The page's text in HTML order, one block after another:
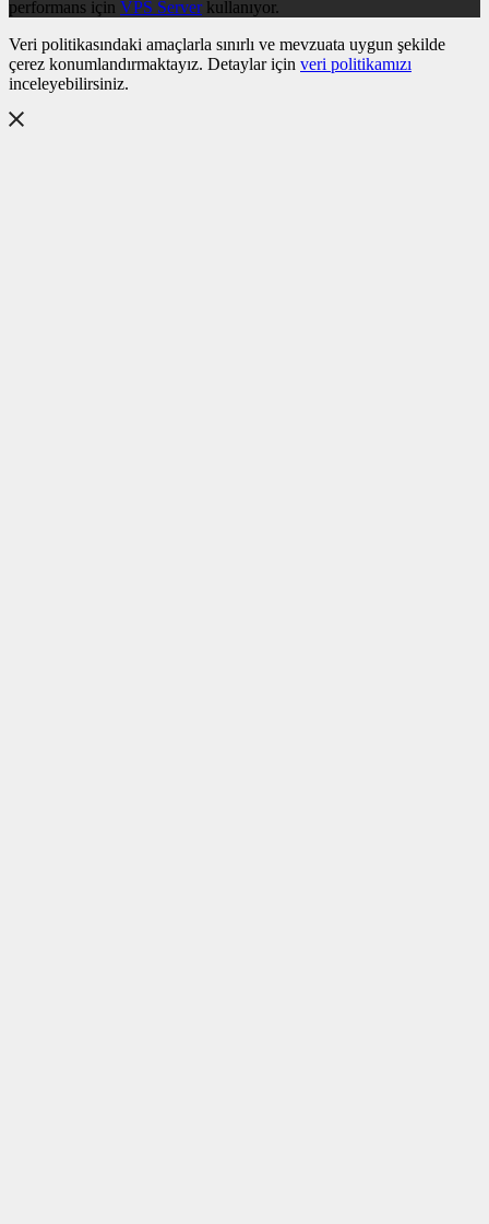
performans için VPS Serverkullanıyor.
Veri politikasındaki amaçlarla sınırlı ve mevzuata uygun şekilde
çerez konumlandırmaktayız. Detaylar için veri politikamızı
inceleyebilirsiniz.